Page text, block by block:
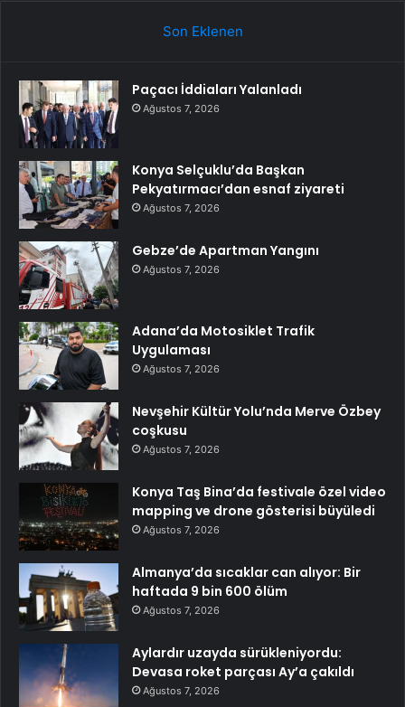
Son Eklenen
Paçacı İddiaları Yalanladı
Ağustos 7, 2026
Konya Selçuklu’da Başkan
Pekyatırmacı’dan esnaf ziyareti
Ağustos 7, 2026
Gebze’de Apartman Yangını
Ağustos 7, 2026
Adana’da Motosiklet Trafik
Uygulaması
Ağustos 7, 2026
Nevşehir Kültür Yolu’nda Merve Özbey
coşkusu
Ağustos 7, 2026
Konya Taş Bina’da festivale özel video
mapping ve drone gösterisi büyüledi
Ağustos 7, 2026
Almanya’da sıcaklar can alıyor: Bir
haftada 9 bin 600 ölüm
Ağustos 7, 2026
Aylardır uzayda sürükleniyordu:
Devasa roket parçası Ay’a çakıldı
Ağustos 7, 2026